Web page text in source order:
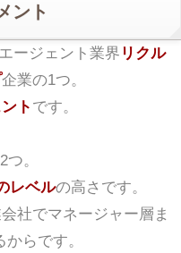
ント
ージェント業界 リクル
企業の1つ。
ト です。
。
レベルの高さです。
社でマネージャー層ま
らです。